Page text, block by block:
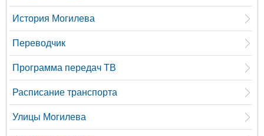
История Могилева
Переводчик
Программа передач ТВ
Расписание транспорта
Улицы Могилева